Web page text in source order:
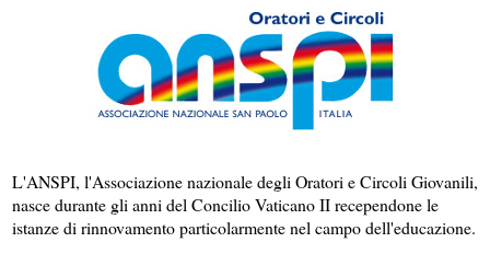
L'ANSPI, l'Associazione nazionale degli Oratori e Circoli Giovanili,
nasce durante gli anni del Concilio Vaticano II recependone le
istanze di rinnovamento particolarmente nel campo dell'educazione.